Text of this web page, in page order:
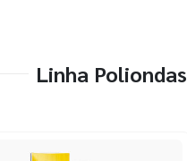
Linha Poliondas